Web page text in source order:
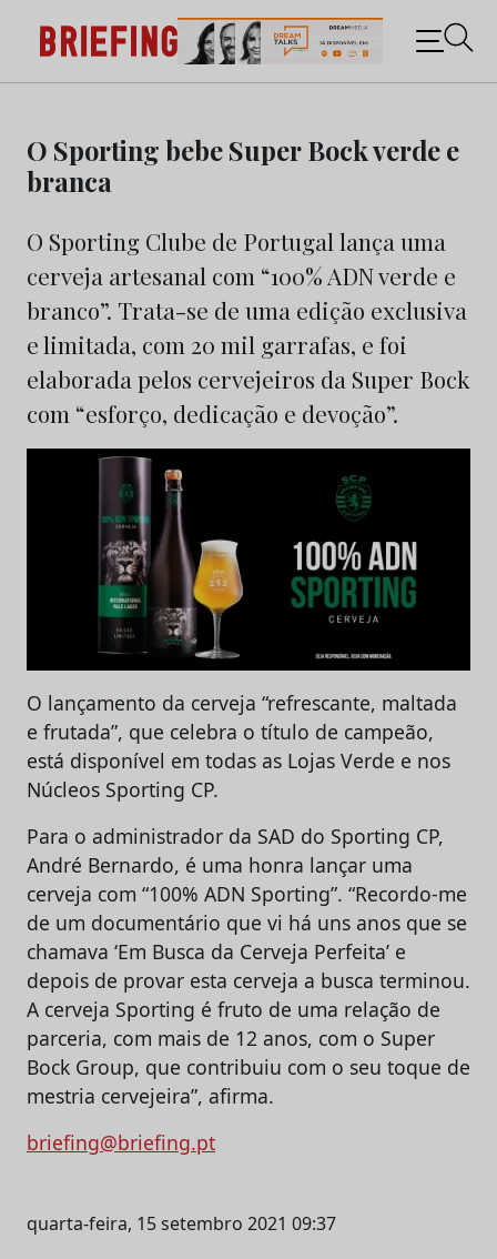
content
Briefing: Todas as notícias sobre os negócios do
Marketing e da Publicidade
O Sporting bebe Super Bock verde e
branca
O Sporting Clube de Portugal lança uma
cerveja artesanal com “100% ADN verde e
branco”. Trata-se de uma edição exclusiva
e limitada, com 20 mil garrafas, e foi
elaborada pelos cervejeiros da Super Bock
com “esforço, dedicação e devoção”.
O lançamento da cerveja “refrescante, maltada
e frutada”, que celebra o título de campeão,
está disponível em todas as Lojas Verde e nos
Núcleos Sporting CP.
Para o administrador da SAD do Sporting CP,
André Bernardo, é uma honra lançar uma
cerveja com “100% ADN Sporting”. “Recordo-me
de um documentário que vi há uns anos que se
chamava ‘Em Busca da Cerveja Perfeita’ e
depois de provar esta cerveja a busca terminou.
A cerveja Sporting é fruto de uma relação de
parceria, com mais de 12 anos, com o Super
Bock Group, que contribuiu com o seu toque de
mestria cervejeira”, afirma.
briefing@briefing.pt
quarta-feira, 15 setembro 2021 09:37